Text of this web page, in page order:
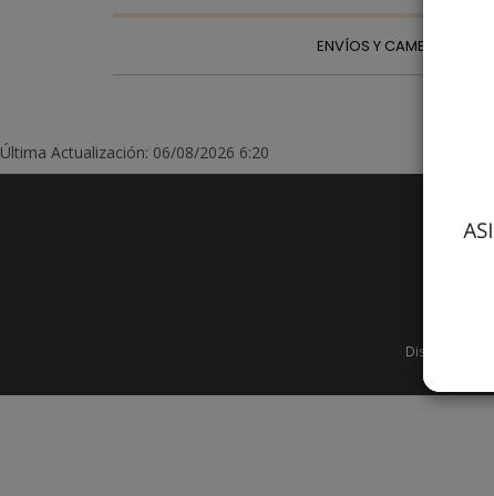
ENVÍOS Y CAMBIOS
Última Actualización: 06/08/2026 6:20
SP
Diseño Web -